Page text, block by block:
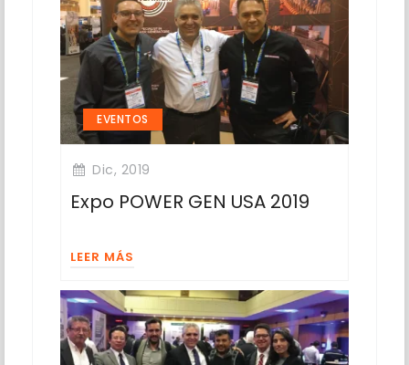
EVENTOS
Dic, 2019
Expo POWER GEN USA 2019
LEER MÁS